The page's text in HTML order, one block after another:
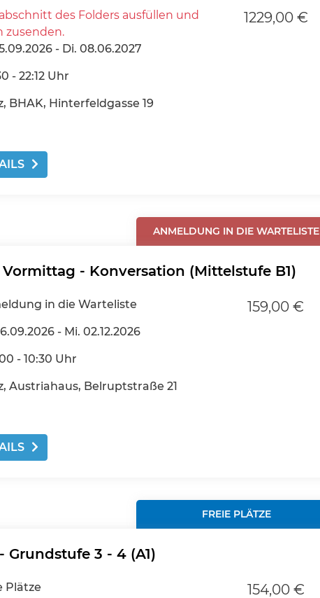
des Folders ausfüllen und
zusenden.
- Di. 08.06.2027
- 22:12 Uhr
BHAK, Hinterfeldgasse 19
1229,00 €
ANMELDUNG IN DIE WARTELISTE
- Konversation (Mittelstufe B1)
in die Warteliste
- Mi. 02.12.2026
- 10:30 Uhr
Austriahaus, Belruptstraße 21
159,00 €
FREIE PLÄTZE
Grundstufe 3 - 4 (A1)
Plätze 154,00 €